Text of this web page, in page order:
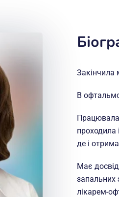
Закінчила
В
Працювала
проходила
де і
Має досвід
запальних
лікарем-